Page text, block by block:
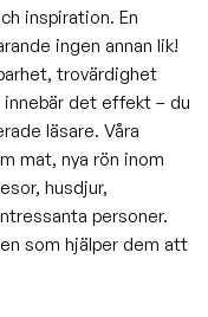
inspiration. En
ingen annan lik!
trovärdighet
det effekt – du
läsare. Våra
mat, nya rön inom
husdjur,
personer.
som hjälper dem att